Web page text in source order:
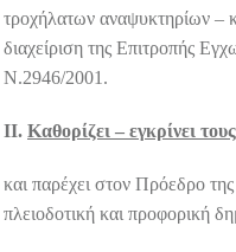
τροχήλατων αναψυκτηρίων –
διαχείριση της Επιτροπής
Ν.2946/2001.
ΙΙ. Καθορίζει – εγκρίνει
και παρέχει στον Πρόεδρο
πλειοδοτική και προφορική